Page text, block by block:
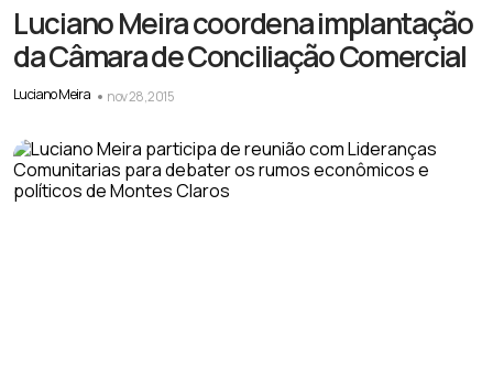
Luciano Meira coordena implantação
da Câmara de Conciliação Comercial
Luciano Meira nov 28, 2015